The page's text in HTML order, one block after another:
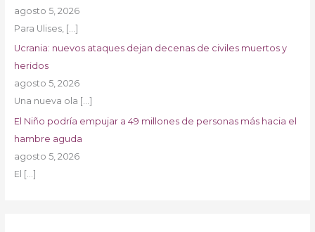
agosto 5, 2026
Para Ulises, […]
Ucrania: nuevos ataques dejan decenas de civiles muertos y
heridos
agosto 5, 2026
Una nueva ola […]
El Niño podría empujar a 49 millones de personas más hacia el
hambre aguda
agosto 5, 2026
El […]